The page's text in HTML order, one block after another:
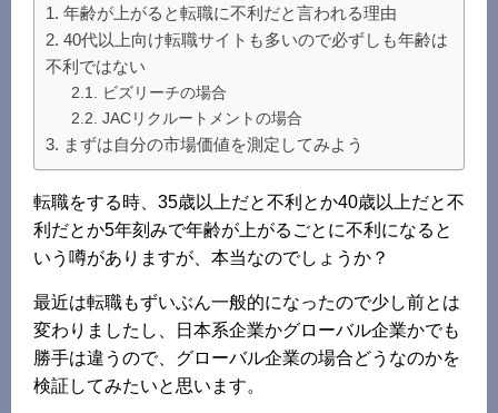
年齢が上がると転職に不利だと言われる理由
40代以上向け転職サイトも多いので必ずしも年齢は
不利ではない
ビズリーチの場合
JACリクルートメントの場合
まずは自分の市場価値を測定してみよう
転職をする時、35歳以上だと不利とか40歳以上だと不
利だとか5年刻みで年齢が上がるごとに不利になると
いう噂がありますが、本当なのでしょうか？
最近は転職もずいぶん一般的になったので少し前とは
変わりましたし、日本系企業かグローバル企業かでも
勝手は違うので、グローバル企業の場合どうなのかを
検証してみたいと思います。